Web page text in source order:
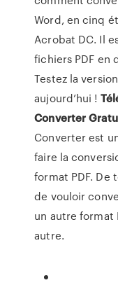
Word, en cinq
Acrobat DC. Il
fichiers PDF en
Testez la
aujourd’hui !
Converter
Converter est
faire la
format PDF. De
de vouloir
un autre format
autre.